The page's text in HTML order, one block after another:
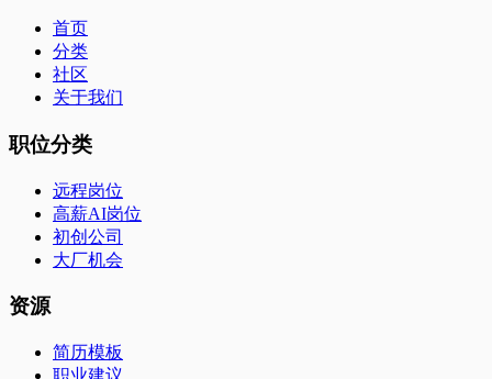
首页
分类
社区
关于我们
职位分类
远程岗位
高薪AI岗位
初创公司
大厂机会
资源
简历模板